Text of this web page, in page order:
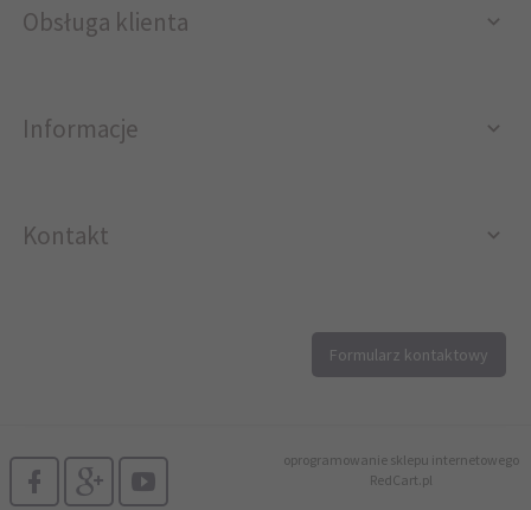
Obsługa klienta
Informacje
Kontakt
Formularz kontaktowy
oprogramowanie sklepu internetowego
RedCart.pl